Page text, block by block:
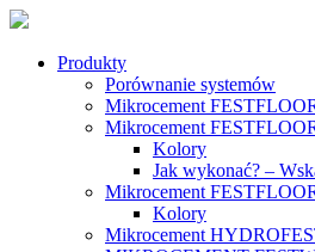
Produkty
Porównanie systemów
Mikrocement
Mikrocement
Kolory
Jak wykonać? –
Mikrocement
Kolory
Mikrocement